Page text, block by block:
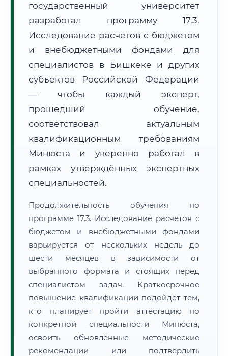
Расчет логистики оригиналов:
• Маршрут транзита:
• Экспресс-доставка СДЭК / Почтой: 2–3 рабочих дня
📜 Документы и аккредитация ФИС ФРДО
Нажмите на документ для увеличения и просмотра
государственный университет
разработал программу 17.3.
Исследование расчетов с бюджетом
и внебюджетными фондами для
специалистов в Бишкеке и других
субъектов Российской Федерации
— чтобы каждый эксперт,
прошедший обучение,
соответствовал актуальным
квалификационным требованиям
Минюста и уверенно работал в
рамках утверждённых экспертных
специальностей.
Продолжительность обучения по
программе 17.3. Исследование расчетов с
бюджетом и внебюджетными фондами
варьируется от нескольких недель до
шести месяцев в зависимости от
выбранного формата и стоящих перед
специалистом задач. Краткосрочное
повышение квалификации подойдёт тем,
кто планирует пройти аттестацию по
конкретной специальности Минюста,
освоить обновлённые методические
рекомендации или подтвердить